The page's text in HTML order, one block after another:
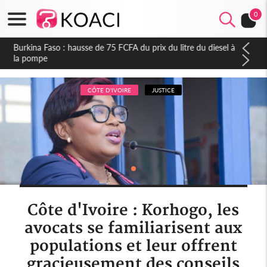
0
Burkina Faso : hausse de 75 FCFA du prix du litre du diesel à
la pompe
CÔTE D'IVOIRE JUSTICE
Côte d'Ivoire : Korhogo, les
avocats se familiarisent aux
populations et leur offrent